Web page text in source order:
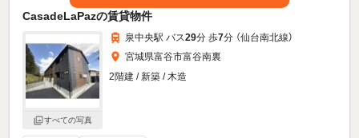
CasadeLaPazの賃貸物件
すべての写真
泉中央駅 バス29分 歩7分 （仙台南北線）
宮城県富谷市富谷南裏
2階建 / 新築 / 木造